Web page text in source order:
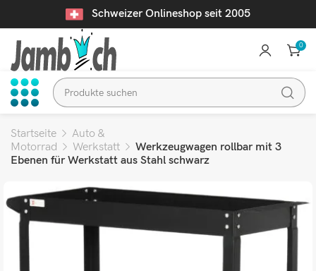
Schweizer Onlineshop seit 2005
0
Startseite
Auto &
Motorrad
Werkstatt
Werkzeugwagen rollbar mit 3
Ebenen für Werkstatt aus Stahl schwarz